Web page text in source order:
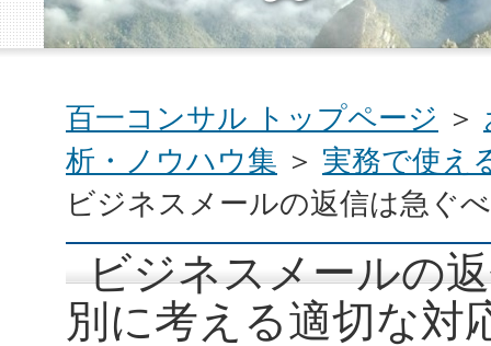
百一コンサル トップページ ＞
析・ノウハウ集 ＞ 実務で使え
ビジネスメールの返信は急ぐ
ビジネスメールの
別に考える適切な対